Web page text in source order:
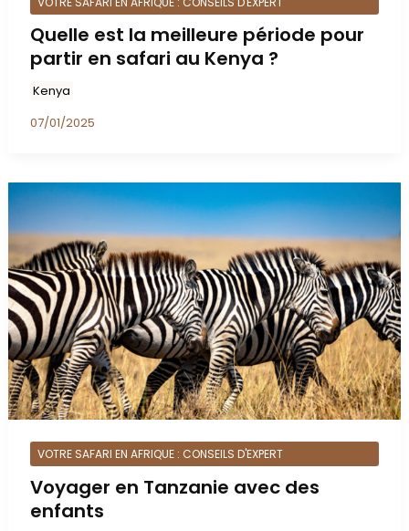
Quelle est la meilleure période pour
partir en safari au Kenya ?
Kenya
07/01/2025
VOTRE SAFARI EN AFRIQUE : CONSEILS D'EXPERT
Voyager en Tanzanie avec des
enfants